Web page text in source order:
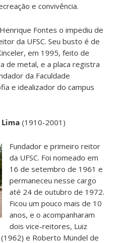
e convivência.
Fontes o impediu de
da UFSC. Seu busto é de
em 1995, feito de
de metal, e a placa registra
da Faculdade
e idealizador do campus
Lima(1910-2001)
Fundador e primeiro reitor
da UFSC. Foi nomeado em
16 de setembro de 1961 e
permaneceu nesse cargo
até 24 de outubro de 1972.
Ficou um pouco mais de 10
anos, e o acompanharam
dois vice-reitores, Luiz
(1962) e Roberto Mündel de